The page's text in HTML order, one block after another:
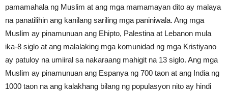
pamamahala ng Muslim at ang mga mamamayan dito ay malaya
na panatilihin ang kanilang sariling mga paniniwala. Ang mga
Muslim ay pinamunuan ang Ehipto, Palestina at Lebanon mula
ika-8 siglo at ang malalaking mga komunidad ng mga Kristiyano
ay patuloy na umiiral sa nakaraang mahigit na 13 siglo. Ang mga
Muslim ay pinamunuan ang Espanya ng 700 taon at ang India ng
1000 taon na ang kalakhang bilang ng populasyon nito ay hindi